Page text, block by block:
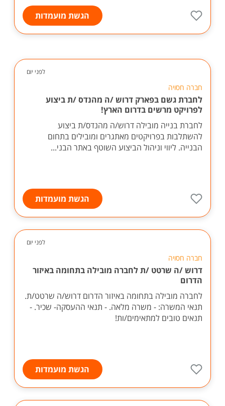
הגשת מועמדות
לפני יום
חברה חסויה
לחברת גשם בפארק דרוש /ה מהנדס /ת ביצוע
לפרויקט מרשים בדרום הארץ!
לחברת בנייה מובילה דרוש/ה מהנדס/ת ביצוע
להשתלבות בפרויקטים מאתגרים ומובילים בתחום
הבנייה. ליווי וניהול הביצוע השוטף באתר הבני...
הגשת מועמדות
לפני יום
חברה חסויה
דרוש /ה שרטט /ת לחברה מובילה בתחומה באיזור
הדרום
לחברה מובילה בתחומה באיזור הדרום דרוש/ה שרטט/ת.
תנאי המשרה: - משרה מלאה. - תנאי ההעסקה- שכיר. -
תנאים טובים למתאימים/ות!
הגשת מועמדות